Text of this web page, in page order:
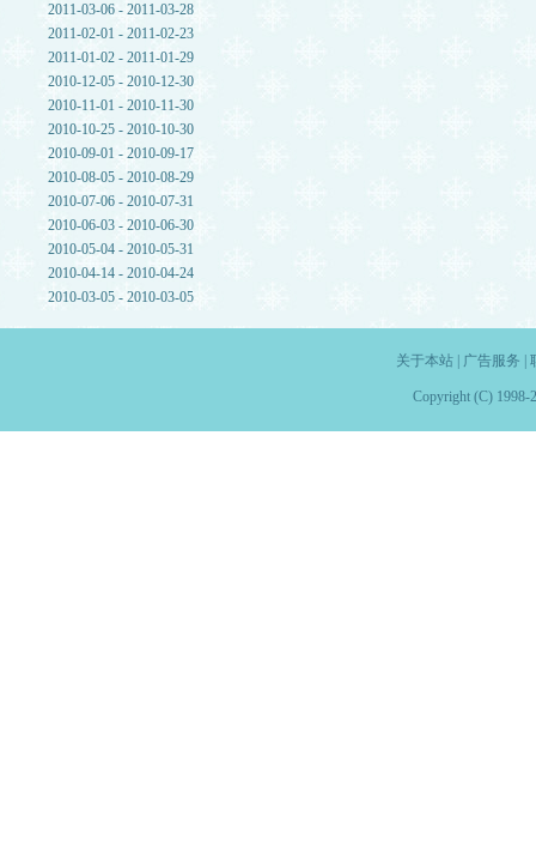
2011-03-06 - 2011-03-28
2011-02-01 - 2011-02-23
2011-01-02 - 2011-01-29
2010-12-05 - 2010-12-30
2010-11-01 - 2010-11-30
2010-10-25 - 2010-10-30
2010-09-01 - 2010-09-17
2010-08-05 - 2010-08-29
2010-07-06 - 2010-07-31
2010-06-03 - 2010-06-30
2010-05-04 - 2010-05-31
2010-04-14 - 2010-04-24
2010-03-05 - 2010-03-05
关于本站| 广告服务
Copyright (C) 1998-